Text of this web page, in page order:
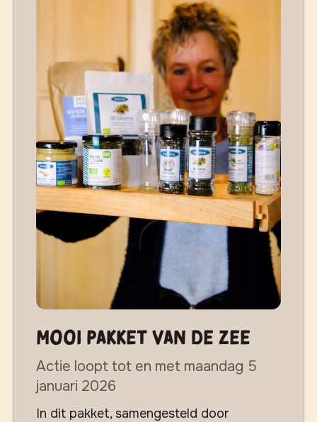
MOOI Pakket van de zee
Actie loopt tot en met maandag 5
januari 2026
In dit pakket, samengesteld door